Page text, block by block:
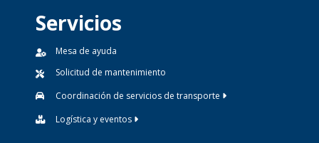
Servicios
Mesa de ayuda
Solicitud de mantenimiento
Coordinación de servicios de transporte
Logística y eventos